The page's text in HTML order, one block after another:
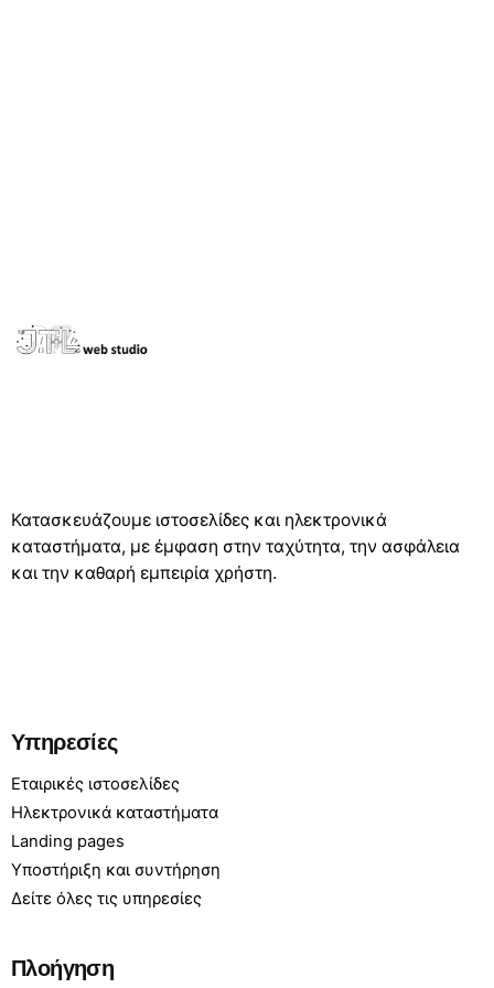
Κατασκευάζουμε ιστοσελίδες και ηλεκτρονικά
καταστήματα, με έμφαση στην ταχύτητα, την ασφάλεια
και την καθαρή εμπειρία χρήστη.
Υπηρεσίες
Εταιρικές ιστοσελίδες
Ηλεκτρονικά καταστήματα
Landing pages
Υποστήριξη και συντήρηση
Δείτε όλες τις υπηρεσίες
Πλοήγηση